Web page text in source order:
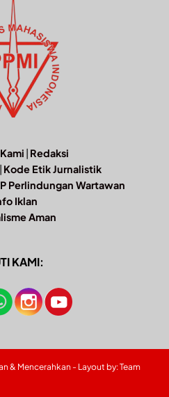
| Redaksi
| Kode Etik Jurnalistik
Perlindungan Wartawan
Iklan
Aman
KAMI:
Mencerahkan - Layout by: Team